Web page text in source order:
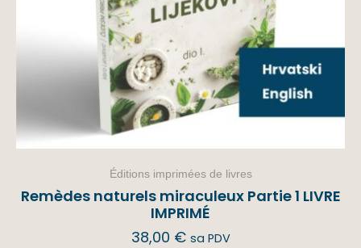
Éditions imprimées de livres
Remèdes naturels miraculeux Partie 1 LIVRE
IMPRIMÉ
38,00 € sa PDV